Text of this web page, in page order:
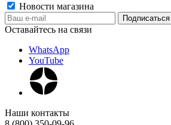
Новости магазина
Оставайтесь на связи
WhatsApp
YouTube
Наши контакты